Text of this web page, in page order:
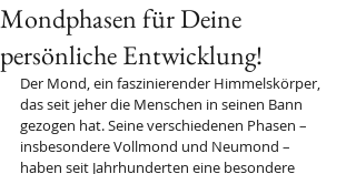
Mondphasen für Deine
persönliche Entwicklung!
Der Mond, ein faszinierender Himmelskörper,
das seit jeher die Menschen in seinen Bann
gezogen hat. Seine verschiedenen Phasen –
insbesondere Vollmond und Neumond –
haben seit Jahrhunderten eine besondere